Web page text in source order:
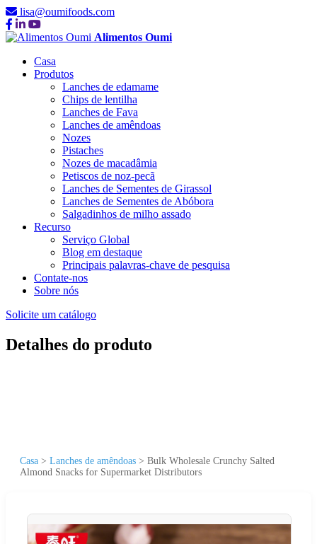
lisa@oumifoods.com
Alimentos Oumi
Casa
Produtos
Lanches de edamame
Chips de lentilha
Lanches de Fava
Lanches de amêndoas
Nozes
Pistaches
Nozes de macadâmia
Petiscos de noz-pecã
Lanches de Sementes de Girassol
Lanches de Sementes de Abóbora
Salgadinhos de milho assado
Recurso
Serviço Global
Blog em destaque
Principais palavras-chave de pesquisa
Contate-nos
Sobre nós
Solicite um catálogo
Detalhes do produto
Casa > Lanches de amêndoas > Bulk Wholesale Crunchy Salted
Almond Snacks for Supermarket Distributors